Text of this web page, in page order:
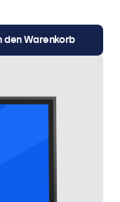
den Warenkorb